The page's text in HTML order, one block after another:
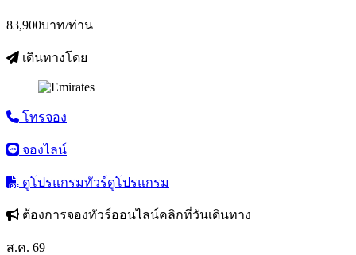
83,900บาท/ท่าน
เดินทางโดย
โทรจอง
จองไลน์
ดูโปรแกรมทัวร์ดูโปรแกรม
ต้องการจองทัวร์ออนไลน์คลิกที่วันเดินทาง
ส.ค. 69